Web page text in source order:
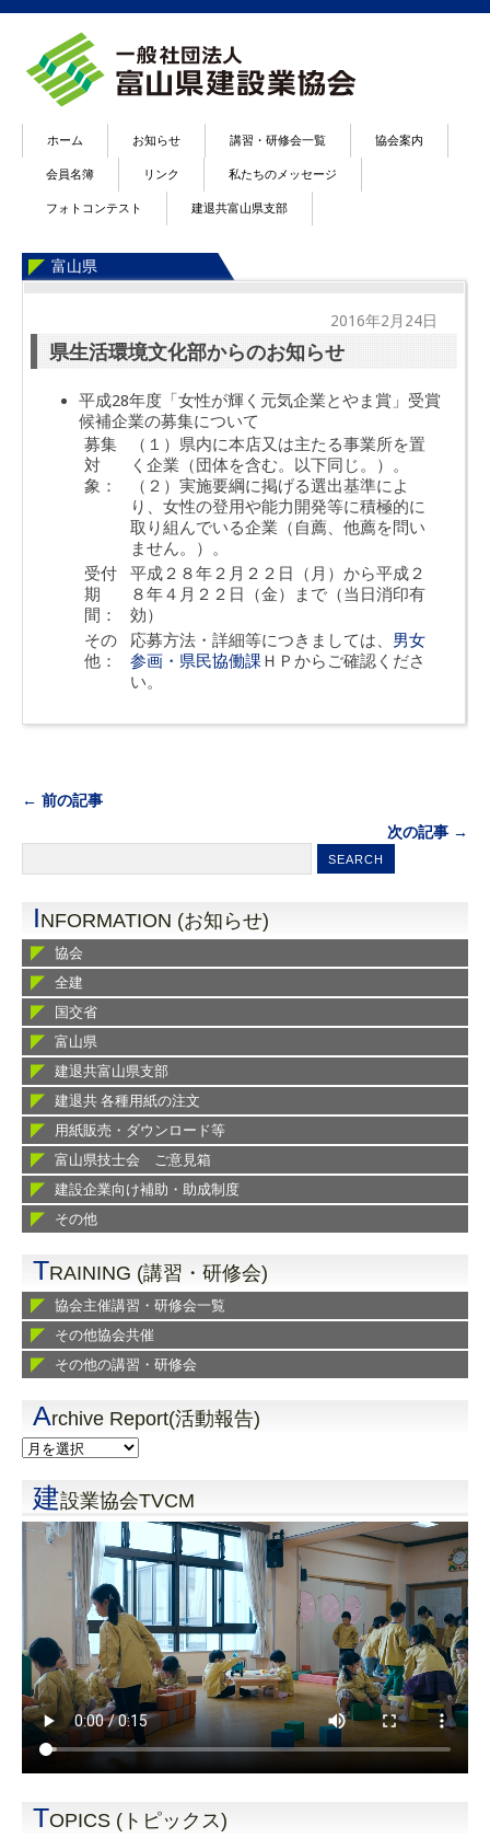
ホーム お知らせ 講習・研修会一覧 協会案内
会員名簿 リンク 私たちのメッセージ
フォトコンテスト 建退共富山県支部
富山県
2016年2月24日
県生活環境文化部からのお知らせ
平成28年度「女性が輝く元気企業とやま賞」受賞
候補企業の募集について
募集
対
象：
（１）県内に本店又は主たる事業所を置
く企業（団体を含む。以下同じ。）。
（２）実施要綱に掲げる選出基準によ
り、女性の登用や能力開発等に積極的に
取り組んでいる企業（自薦、他薦を問い
ません。）。
受付
期
間：
平成２８年２月２２日（月）から平成２
８年４月２２日（金）まで（当日消印有
効）
その
他：
応募方法・詳細等につきましては、 男女
参画・県民協働課ＨＰからご確認くださ
い。
← 前の記事
次の記事 →
INFORMATION (お知らせ)
協会
全建
国交省
富山県
建退共富山県支部
建退共 各種用紙の注文
用紙販売・ダウンロード等
富山県技士会 ご意見箱
建設企業向け補助・助成制度
その他
TRAINING (講習・研修会)
協会主催講習・研修会一覧
その他協会共催
その他の講習・研修会
Archive Report(活動報告)
建設業協会TVCM
TOPICS (トピックス)